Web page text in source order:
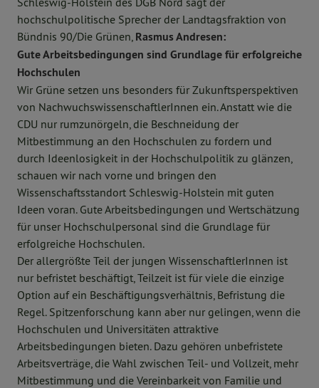
hochschulpolitische Sprecher der Landtagsfraktion von
Bündnis 90/Die Grünen, Rasmus Andresen:
Gute Arbeitsbedingungen sind Grundlage für erfolgreiche
Hochschulen
Wir Grüne setzen uns besonders für Zukunftsperspektiven
von NachwuchswissenschaftlerInnen ein. Anstatt wie die
CDU nur rumzunörgeln, die Beschneidung der
Mitbestimmung an den Hochschulen zu fordern und
durch Ideenlosigkeit in der Hochschulpolitik zu glänzen,
schauen wir nach vorne und bringen den
Wissenschaftsstandort Schleswig-Holstein mit guten
Ideen voran. Gute Arbeitsbedingungen und Wertschätzung
für unser Hochschulpersonal sind die Grundlage für
erfolgreiche Hochschulen.
Der allergrößte Teil der jungen WissenschaftlerInnen ist
nur befristet beschäftigt, Teilzeit ist für viele die einzige
Option auf ein Beschäftigungsverhältnis, Befristung die
Regel. Spitzenforschung kann aber nur gelingen, wenn die
Hochschulen und Universitäten attraktive
Arbeitsbedingungen bieten. Dazu gehören unbefristete
Arbeitsverträge, die Wahl zwischen Teil- und Vollzeit, mehr
Mitbestimmung und die Vereinbarkeit von Familie und